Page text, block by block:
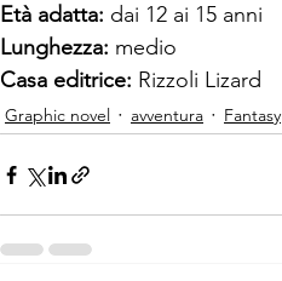
Età adatta: dai 12 ai 15 anni
Lunghezza: medio
Casa editrice: Rizzoli Lizard
Graphic novel avventura Fantasy